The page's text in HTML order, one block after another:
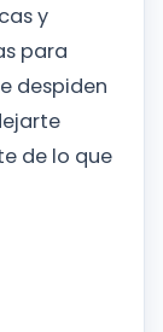
y
para
despiden
de lo que